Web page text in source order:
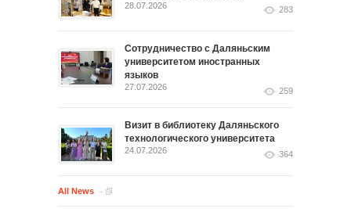
28.07.2026 283
Сотрудничество с Даляньским
университетом иностранных
языков
27.07.2026 259
Визит в библиотеку Даляньского
технологического университета
24.07.2026 364
All News